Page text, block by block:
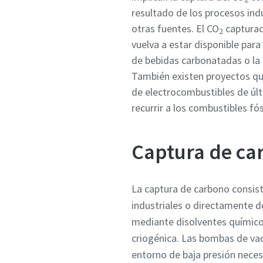
resultado de los procesos
otras fuentes. El CO2
vuelva a estar disponible
de bebidas carbonatadas o
También existen proyectos
de electrocombustibles de
recurrir a los combustibles
Captura de
La captura de carbono
industriales o directamente
mediante disolventes
criogénica. Las bombas de
entorno de baja presión